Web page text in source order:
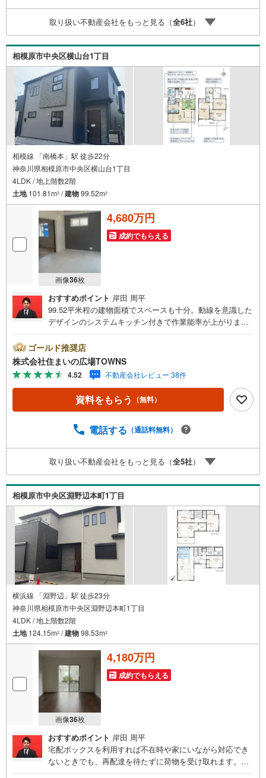
身になってお客様に合った物件をご紹介させて頂きます！ /
他社様掲載物件も併せてご紹介可能ですのでお気軽にお問
い合わせ下さい♪駐車場もございますので、お車でのお越
しも大歓迎です！
取り扱い不動産会社をもっと見る（全6社）
相模原市中央区横山台1丁目
相模線 「南橋本」駅 徒歩22分
神奈川県相模原市中央区横山台1丁目
4LDK / 地上階数2階
土地101.81m2 /建物99.52m2
画像36枚
4,680万円
成約でもらえる
おすすめポイント 岸田 周平
99.52平米程の建物面積でスペースも十分。動線を意識した
デザインのシステムキッチン付きで作業能率が上がりま
す。来客が一目でわかるTVインターホン付き。初めてのマ
イホームに新築戸建てはいかがでしょうか。浴室乾燥機の
あるお風呂場は洗濯物を干すときにも便利です。広々とし
たリビングに充実設備のキッチンを備えた4LDK。【年中無
休/9:00～21:00】人気物件は特にお問い合わせが集中する
ため、お早めにお電話下さい。「室内・現地を見学する」
各種ご相談も承っております。○住宅ローンのご相談○ライ
客様へ経験豊富なスタッフが親身になってお客様に合った
物件をご紹介させて頂きます！ /他社様掲載物件も併せてご
紹介可能ですのでお気軽にお問い合わせ下さい♪駐車場も
ございますので、お車でのお越しも大歓迎です！
ゴールド推奨店
株式会社住まいの広場TOWNS
4.52 不動産会社レビュー 38件
資料をもらう （無料）
電話する （通話料無料）
取り扱い不動産会社をもっと見る（全5社）
相模原市中央区淵野辺本町1丁目
横浜線 「淵野辺」駅 徒歩23分
神奈川県相模原市中央区淵野辺本町1丁目
4LDK / 地上階数2階
土地124.15m2 /建物98.53m2
画像36枚
4,180万円
成約でもらえる
おすすめポイント 岸田 周平
宅配ボックスを利用すれば不在時や家にいながら対応でき
ないときでも、再配達を待たずに荷物を受け取れます。南